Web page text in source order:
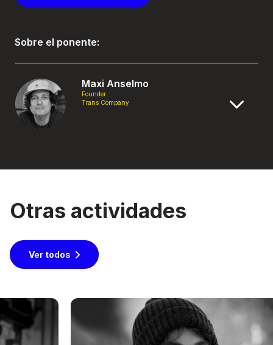
Sobre el ponente:
Maxi Anselmo
Founder
Trans Company
Otras actividades
Ver todos